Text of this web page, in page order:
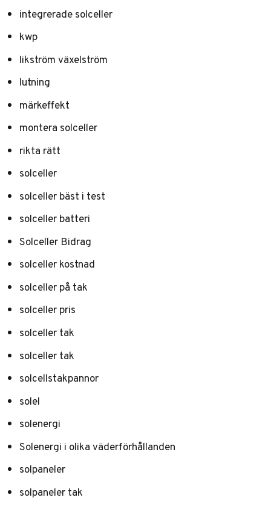
integrerade solceller
kwp
likström växelström
lutning
märkeffekt
montera solceller
rikta rätt
solceller
solceller bäst i test
solceller batteri
Solceller Bidrag
solceller kostnad
solceller på tak
solceller pris
solceller tak
solceller tak
solcellstakpannor
solel
solenergi
Solenergi i olika väderförhållanden
solpaneler
solpaneler tak